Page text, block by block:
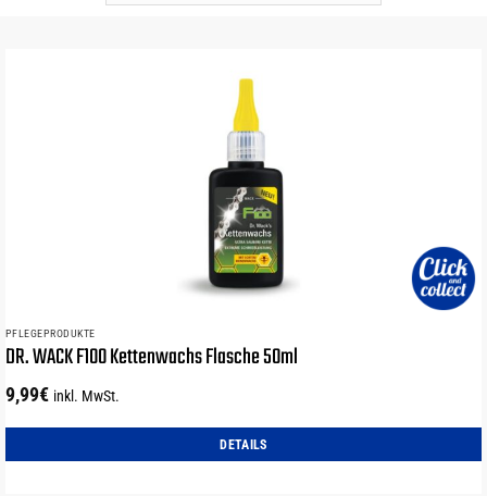
PFLEGEPRODUKTE
DR. WACK F100 Kettenwachs Flasche 50ml
9,99€ inkl. MwSt.
DETAILS